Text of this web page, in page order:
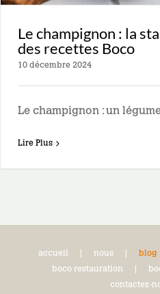
Le champignon : la
des recettes Boco
10 décembre 2024
Le champignon : un
Lire Plus
accueil nous blog
boco restauration
contactez-